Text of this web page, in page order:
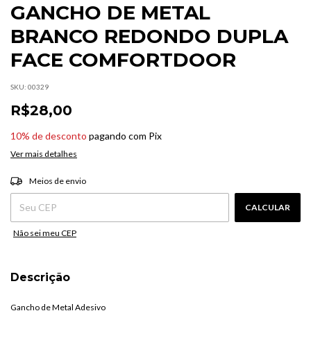
GANCHO DE METAL
BRANCO REDONDO DUPLA
FACE COMFORTDOOR
SKU: 00329
R$28,00
10% de desconto pagando com Pix
Ver mais detalhes
Entregas para o CEP:
Meios de envio
CALCULAR
Não sei meu CEP
Descrição
Gancho de Metal Adesivo